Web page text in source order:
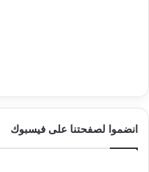
انضموا لصفحتنا على فيسبوك